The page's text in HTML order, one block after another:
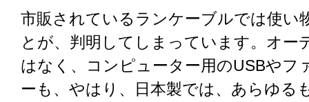
市販されているランケーブルでは使い
とが、判明してしまっています。オー
はなく、コンピューター用のUSBやフ
ーも、やはり、日本製では、あらゆる